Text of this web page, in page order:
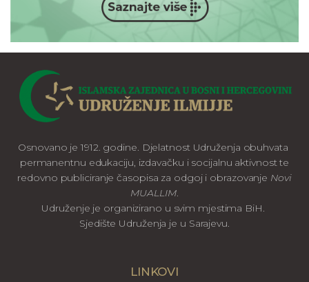
Osnovano je 1912. godine. Djelatnost Udruženja obuhvata
permanentnu edukaciju, izdavačku i socijalnu aktivnost te
redovno publiciranje časopisa za odgoj i obrazovanje Novi
MUALLIM.
Udruženje je organizirano u svim mjestima BiH.
Sjedište Udruženja je u Sarajevu.
LINKOVI